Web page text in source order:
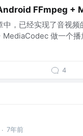
FFmpeg +
，已经实现了音视
做一个
4
· 7年前